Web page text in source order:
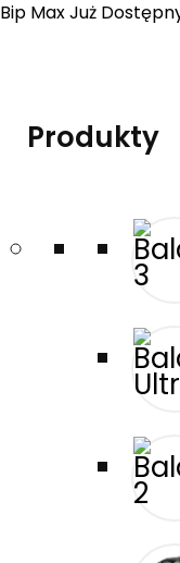
Bip Max Już
Produkty